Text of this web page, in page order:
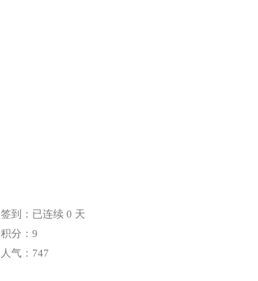
签到：已连续 0 天
积分：9
人气：747